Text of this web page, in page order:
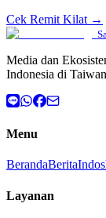
Cek Remit Kilat →
Media dan
Indonesia di
Menu
BerandaBerita
Layanan